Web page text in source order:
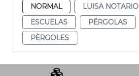
NORMAL
LUISA NOTARIO
ESCUELAS
PÉRGOLAS
PÈRGOLES